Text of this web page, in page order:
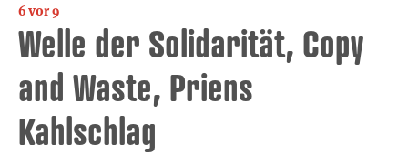
6 vor 9
Welle der Solidarität, Copy
and Waste, Priens
Kahlschlag